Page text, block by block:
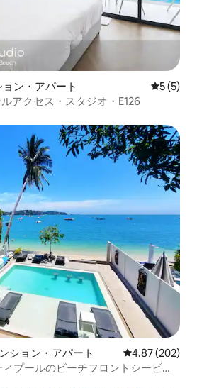
ン・アパート レビュー
5 (5)
アクセス・スタジオ・E126
ション・アパート レビュー202
4.87 (202)
プールのビーチフロントシービュ